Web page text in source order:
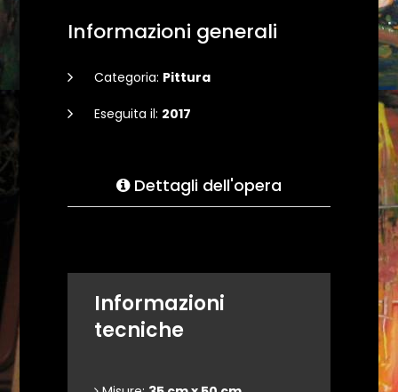
Informazioni generali
Categoria: Pittura
Eseguita il: 2017
Dettagli dell'opera
Informazioni
tecniche